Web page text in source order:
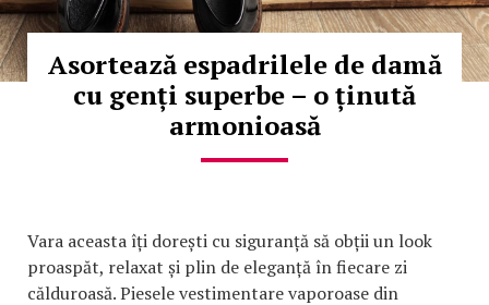
Asortează espadrilele de damă
cu genți superbe – o ținută
armonioasă
Vara aceasta îți dorești cu siguranță să obții un look
proaspăt, relaxat și plin de eleganță în fiecare zi
călduroasă. Piesele vestimentare vaporoase din